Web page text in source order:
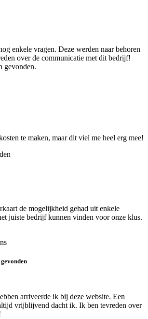
enkele vragen. Deze werden naar behoren
over de communicatie met dit bedrijf!
gevonden.
te maken, maar dit viel me heel erg mee!
de mogelijkheid gehad uit enkele
juiste bedrijf kunnen vinden voor onze klus.
arriveerde ik bij deze website. Een
vrijblijvend dacht ik. Ik ben tevreden over